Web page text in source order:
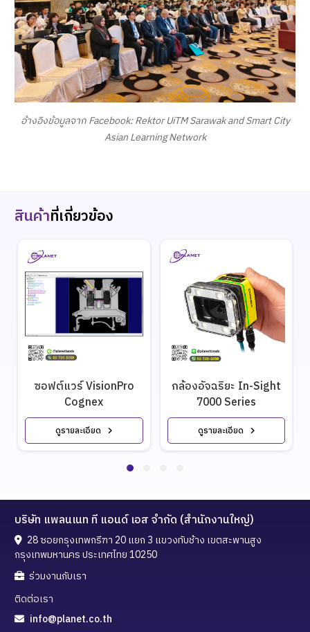
อ้างอิงข้อมูลจาก Facebook: Rektor UiTM Sarawak and Smart City
Asian Learning Network
สินค้าที่เกี่ยวข้อง
ดูรายละเอียด
ซอฟต์แวร์ VisionPro
Cognex
ดูรายละเอียด
กล้องอัจฉริยะ In-Sight
7000 Series
บริษัท แพลนเนท ที แอนด์ เอส จำกัด (สำนักงานใหญ่)
28 ซอยกรุงเทพกรีฑา 20 แยก 3 แขวงทับช้าง เขตสะพานสูง
กรุงเทพมหานคร ประเทศไทย 10250
ร่วมงานกับเรา
ติดต่อเรา
info@planet.co.th